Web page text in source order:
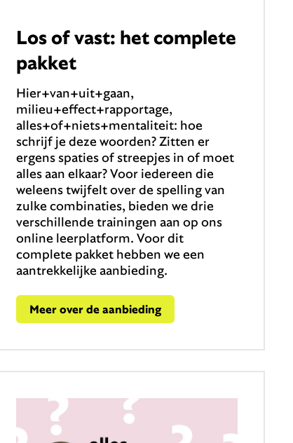
Los of vast: het complete
pakket
Hier+van+uit+gaan,
milieu+effect+rapportage,
alles+of+niets+mentaliteit: hoe
schrijf je deze woorden? Zitten er
ergens spaties of streepjes in of moet
alles aan elkaar? Voor iedereen die
weleens twijfelt over de spelling van
zulke combinaties, bieden we drie
verschillende trainingen aan op ons
online leerplatform. Voor dit
complete pakket hebben we een
aantrekkelijke aanbieding.
Meer over de aanbieding